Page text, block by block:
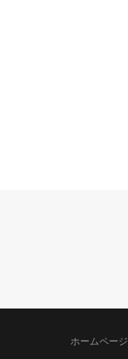
ホームページ